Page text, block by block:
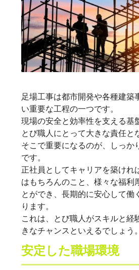
足場工事は都市開発や各種建築
い重要な工程の一つです。
現場の安全と効率性を支える基
とび職人にとって大きな責任と
そこで重要になるのが、しっか
です。
正社員としてキャリアを築けれ
はもちろんのこと、様々な福利
とができ、長期的に安心して働
ります。
これは、とび職人がスキルと経
きなチャンスといえるでしょう。
安定した職場環境